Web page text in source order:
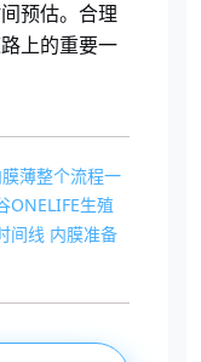
预估。合理
上的重要一
薄整个流程一
ONELIFE生殖
间线 内膜准备